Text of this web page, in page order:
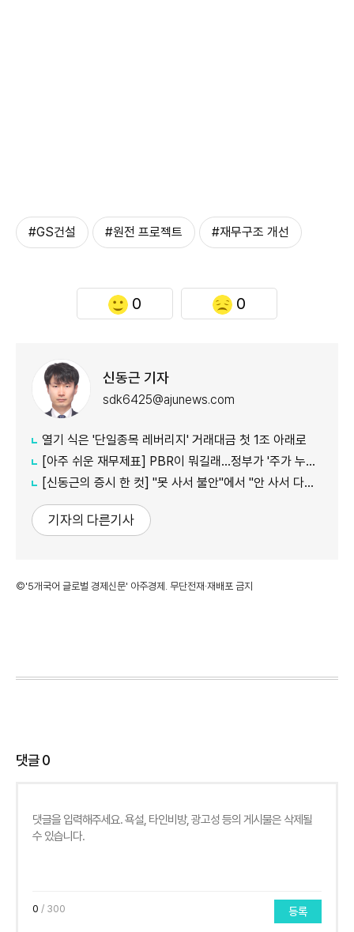
#GS건설 #원전 프로젝트 #재무구조 개선
0 0
신동근 기자
sdk6425@ajunews.com
열기 식은 '단일종목 레버리지' 거래대금 첫 1조 아래로
[아주 쉬운 재무제표] PBR이 뭐길래…정부가 '주가 누르기'에 칼 빼든 이유
[신동근의 증시 한 컷] "못 사서 불안"에서 "안 사서 다행"으로…증시 덮친 '조모'
기자의 다른기사
©'5개국어 글로벌 경제신문' 아주경제. 무단전재·재배포 금지
댓글0
0 / 300 등록